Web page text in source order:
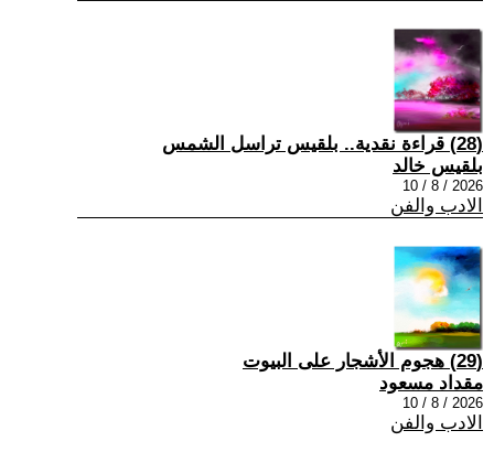
(28) قراءة نقدية.. بلقيس تراسل الشمس
بلقيس خالد
2026 / 8 / 10
الادب والفن
(29) هجوم الأشجار على البيوت
مقداد مسعود
2026 / 8 / 10
الادب والفن